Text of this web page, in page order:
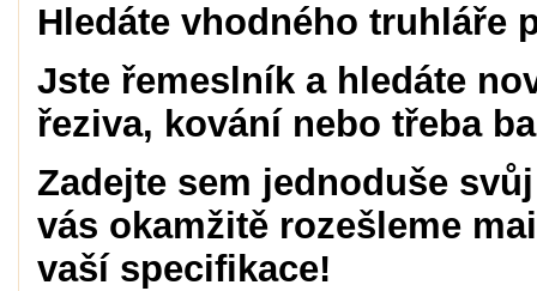
Hledáte vhodného truhláře
Jste řemeslník a hledáte
řeziva, kování nebo třeba
Zadejte sem jednoduše
vás okamžitě rozešleme
vaší specifikace!